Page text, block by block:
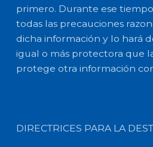
primero. Durante ese
todas las precauciones
dicha información y lo hará
igual o más protectora que
protege otra información
DIRECTRICES PARA LA